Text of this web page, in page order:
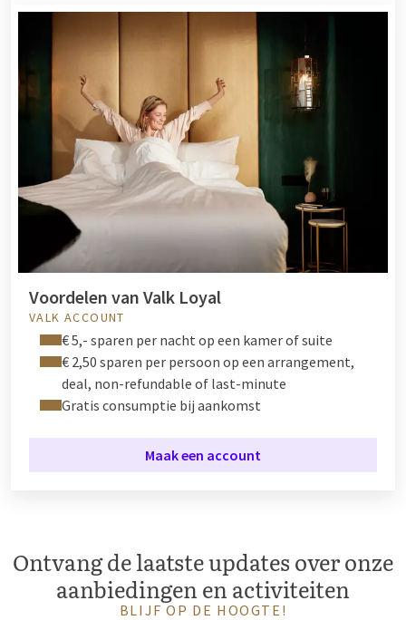
Voordelen van Valk Loyal
VALK ACCOUNT
€ 5,- sparen per nacht op een kamer of suite
€ 2,50 sparen per persoon op een arrangement,
deal, non-refundable of last-minute
Gratis consumptie bij aankomst
Maak een account
Ontvang de laatste updates over onze
aanbiedingen en activiteiten
BLIJF OP DE HOOGTE!